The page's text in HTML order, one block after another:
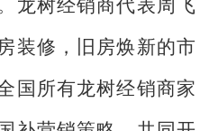
龙树经销商代表周飞
装修，旧房焕新的市
国所有龙树经销商家